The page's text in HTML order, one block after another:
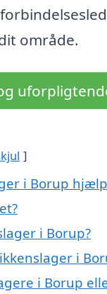
område.
i Borup
i Borup?
i
i Borup